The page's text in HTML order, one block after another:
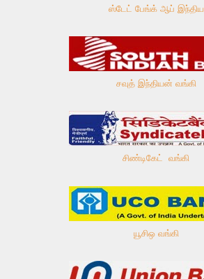
ஸ்டேட் பேங்க் ஆப் இந்திய
சவுத் இந்தியன் வங்கி
சிண்டிகேட் வங்கி
யூசிஒ வங்கி